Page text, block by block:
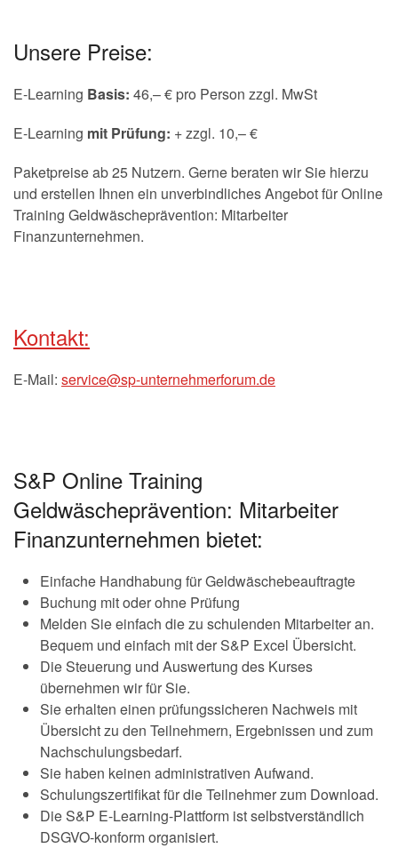
Unsere Preise:
E-Learning Basis: 46,– € pro Person zzgl. MwSt
E-Learning mit Prüfung: + zzgl. 10,– €
Paketpreise ab 25 Nutzern. Gerne beraten wir Sie hierzu
und erstellen Ihnen ein unverbindliches Angebot für Online
Training Geldwäscheprävention: Mitarbeiter
Finanzunternehmen.
Kontakt:
E-Mail: service@sp-unternehmerforum.de
S&P Online Training
Geldwäscheprävention: Mitarbeiter
Finanzunternehmen bietet:
Einfache Handhabung für Geldwäschebeauftragte
Buchung mit oder ohne Prüfung
Melden Sie einfach die zu schulenden Mitarbeiter an.
Bequem und einfach mit der S&P Excel Übersicht.
Die Steuerung und Auswertung des Kurses
übernehmen wir für Sie.
Sie erhalten einen prüfungssicheren Nachweis mit
Übersicht zu den Teilnehmern, Ergebnissen und zum
Nachschulungsbedarf.
Sie haben keinen administrativen Aufwand.
Schulungszertifikat für die Teilnehmer zum Download.
Die S&P E-Learning-Plattform ist selbstverständlich
DSGVO-konform organisiert.